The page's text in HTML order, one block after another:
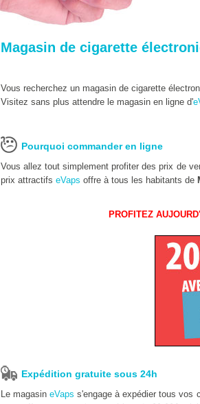
Magasin de cigarette
Vous recherchez un magasin de cigarette
Visitez sans plus attendre le magasin en ligne d'
Pourquoi commander en ligne
Vous allez tout simplement profiter des prix de
prix attractifs eVaps offre à tous les habitants de
PROFITEZ
Expédition gratuite sous 24h
Le magasin eVaps s'engage à expédier tous vos